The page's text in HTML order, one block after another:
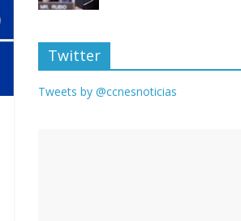
Twitter
Tweets by @ccnesnoticias